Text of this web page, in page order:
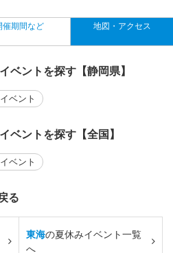
催期間など 地図・アクセス
ベントを探す【静岡県】
ベント
ベントを探す【全国】
ベント
る
東海の夏休みイベント一覧
へ